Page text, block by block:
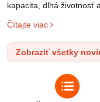
kapacita, dlhá životnosť
po elektrické vozidlá.
správneho používania je
využitiu.
Čítajte viac
Zobraziť všetky